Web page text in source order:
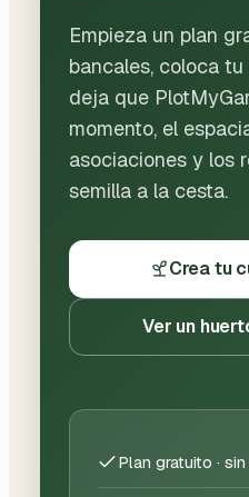
Empieza un plan
bancales, coloca
deja que
momento, el
asociaciones y los
semilla a la cesta.
Crea tu
Ver un
Plan gratuito ·